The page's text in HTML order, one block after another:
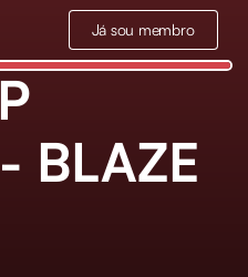
Já sou membro
BLAZE